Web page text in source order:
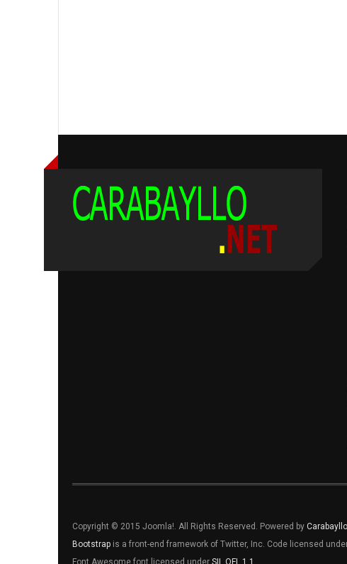
Copyright © 2015 Joomla!. All Rights Reserved. Powered by
Bootstrap is a front-end framework of Twitter, Inc. Code licensed
Font Awesome font licensed under SIL OFL 1.1